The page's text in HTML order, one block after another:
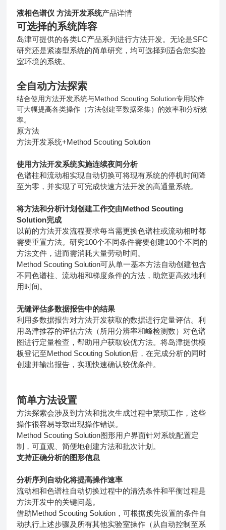
液相色谱仪 方法开发系统产品详情
可选择的系统阵容
岛津可提供的各类LC产品系列进行方法开发。无论是SFC
研究还是紧凑型系统的简单研究，均可选择到适合您实验
室环境的系统。
全自动方法探索
结合使用方法开发系统与Method Scouting Solution专用软件
可大幅提高各类操作（方法创建至数据采集）的效率和分析效
率。
原方法
方法开发系统+Method Scouting Solution
使用方法开发系统实施连续夜间分析
色谱柱和流动相实现自动切换可将现有系统的停机时间降
至为零，并实现了可完成快速方法开发的高通量系统。
将方法和分析计划创建工作交由Method Scouting
Solution完成
以前的方法开发流程要求每当需更换色谱柱或流动相时都
需要重置方法。研究100个不同条件需要创建100个不同的
方法文件，进而需消耗大量劳动时间。
Method Scouting Solution可从单一基本方法自动创建包含
不同色谱柱、流动相和梯度条件的方法，助您更高效地利
用时间。
无缝评估多数据报告中的结果
利用多数据报告对方法开发获取的数据进行定量评估。利
用岛津推荐的评估方法（所用分辨率和峰检测数）对色谱
图进行定量检查，帮助用户获取较优方法。将岛津提供模
板登记至Method Scouting Solution后，在完成分析的同时
创建并输出报告，实现快速确认较优条件。
简单方法设置
方法探索会涉及到方法和批次生成过程中繁琐工作，这些
操作很容易导致出现操作错误。
Method Scouting Solution图形用户界面针对系统配置定
制，可直观、简便地创建方法和批次计划。
支持正确分析的图形信息
分析序列自动化将提高操作速率
流动相和色谱柱自动切换过程中的清洗条件和平衡过程是
方法开发中的关键问题。
借助Method Scouting Solution，可根据预先设置的条件自
动执行上述步骤及所有其他实验室操作（从自动控制至系